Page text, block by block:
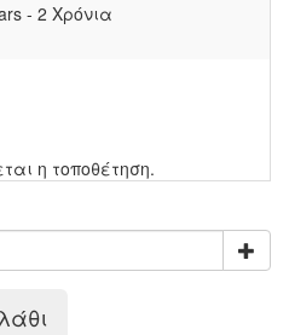
- 2 Χρόνια
η τοποθέτηση.